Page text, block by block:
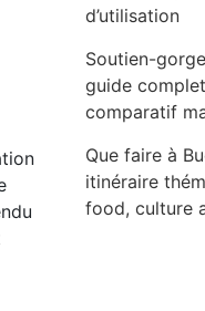
d’utilisation
Soutien-
guide
comparatif
Que faire à
itinéraire
food, culture